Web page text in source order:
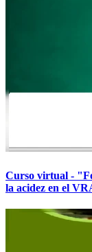
Curso virtual -
la acidez en el